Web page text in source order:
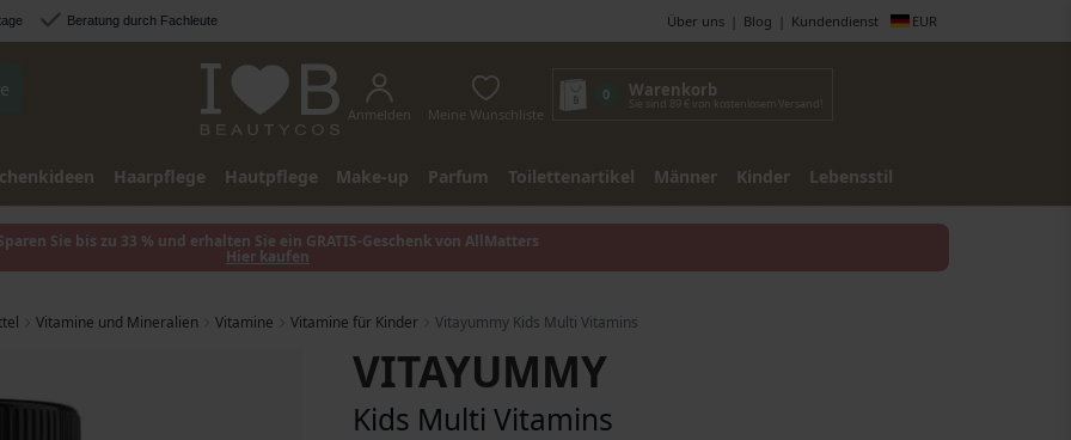
Beratung durch Fachleute EUR
Über uns Blog Kundendienst
Anmelden Meine Wunschliste
0 Warenkorb
Sie sind 89 € von kostenlosem Versand!
Haarpflege Hautpflege Make-up Parfum Toilettenartikel Männer Kinder Lebensstil
Sie bis zu 33 % und erhalten Sie ein GRATIS-Geschenk von AllMatters
Hier kaufen
Vitamine und Mineralien Vitamine Vitamine für Kinder Vitayummy Kids Multi Vitamins
VITAYUMMY
Kids Multi Vitamins